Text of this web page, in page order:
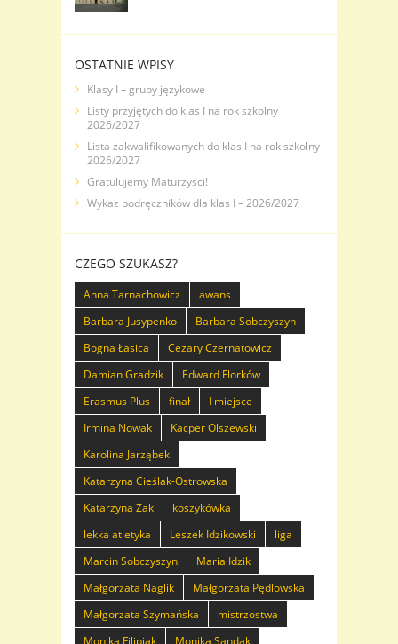
OSTATNIE WPISY
Klasy I – grupy językowe
Listy przyjętych do klas I na rok szkolny
2026/2027
Lista zakwalifikowanych do klas I na rok szkolny
2026/2027
Gratulujemy Maturzyści!
Wykaz podręczników dla klas I – 2026/2027
CZEGO SZUKASZ?
Anna Tarnachowicz
awans
Barbara Jusypenko
Barbara Sobczyszyn
Bogna Łasica
Cezary Czernatowicz
Damian Gradzik
Edward Florków
Erasmus Plus
finał
I miejsce
Irmina Nowak
Kacper Olszewski
Karolina Jarząbek
Katarzyna Cieślak-Ostrowska
Katarzyna Żak
koszykówka
lekka atletyka
Leszek Idzikowski
liga
Marcin Sobczyszyn
Maria Idzik
Małgorzata Naglik
Małgorzata Pędlowska
Małgorzata Szymańska
mistrzostwa
Monika Filipiak
Monika Sandak